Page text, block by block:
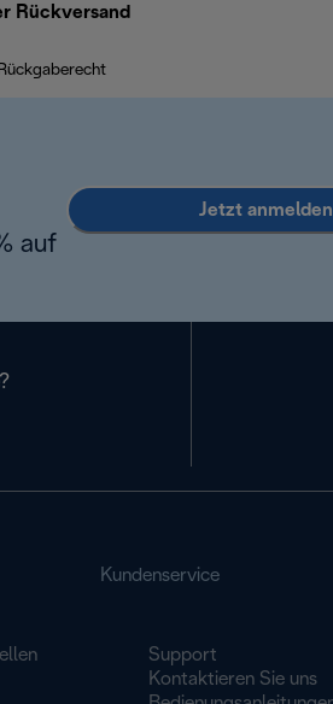
Rückversand
auf
Jetzt anmelden
Kundenservice
Support
Kontaktieren Sie uns